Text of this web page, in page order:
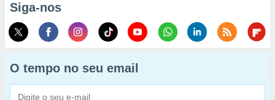
Siga-nos
O tempo no seu email